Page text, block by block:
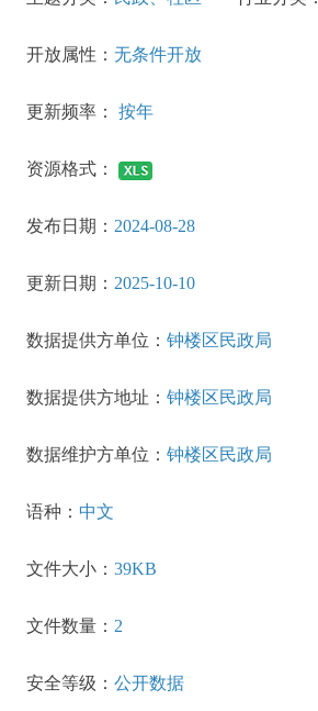
开放属性： 无条件开放
更新频率： 按年
资源格式：
发布日期： 2024-08-28
更新日期： 2025-10-10
数据提供方单位： 钟楼区民政局
数据提供方地址： 钟楼区民政局
数据维护方单位： 钟楼区民政局
语种： 中文
文件大小： 39KB
文件数量： 2
安全等级： 公开数据